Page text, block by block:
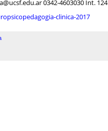
0342-4603030 Int. 124
clinica-2017